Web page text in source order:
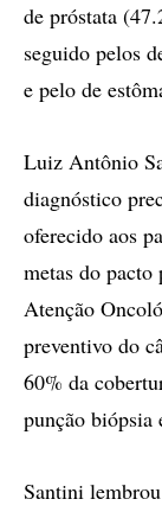
de próstata
seguido pelos
e pelo de
Luiz Antônio
diagnóstico
oferecido aos
metas do
Atenção
preventivo do
60% da
punção biópsia
Santini